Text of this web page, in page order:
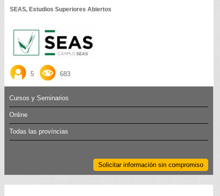
SEAS, Estudios Superiores Abiertos
5 683
Cursos y Seminarios
Online
Todas las províncias
Solicitar información sin compromiso